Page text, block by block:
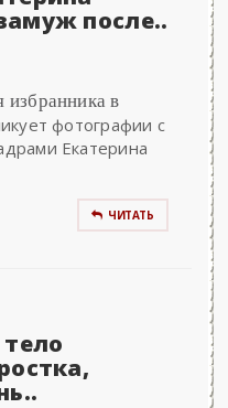
после..
в
фотографии с
Екатерина
ЧИТАТЬ